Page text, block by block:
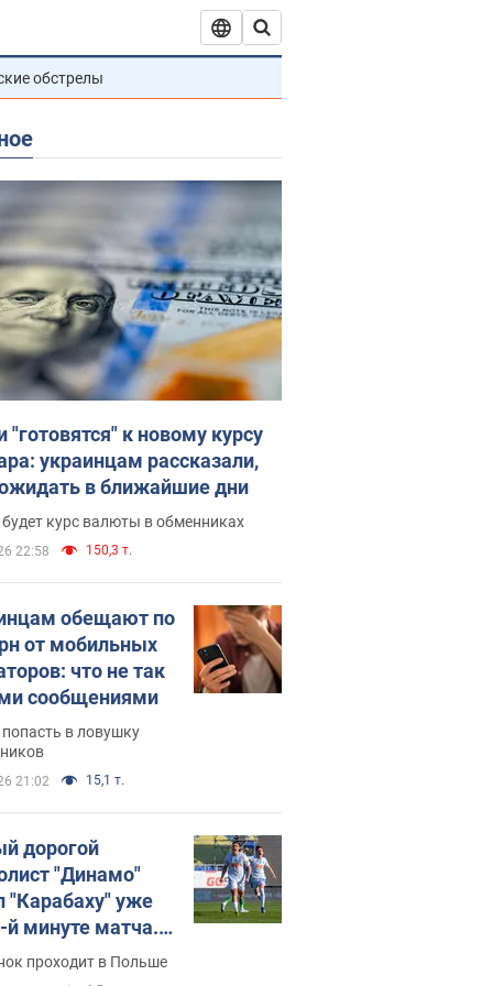
обстрелы
"готовятся" к новому курсу
украинцам рассказали,
в ближайшие дни
курс валюты в обменниках
22:58 150,3 т.
обещают по
от мобильных
что не так
сообщениями
попасть в ловушку
21:02 15,1 т.
дорогой
"Динамо"
"Карабаху" уже
й минуте матча.
проходит в Польше